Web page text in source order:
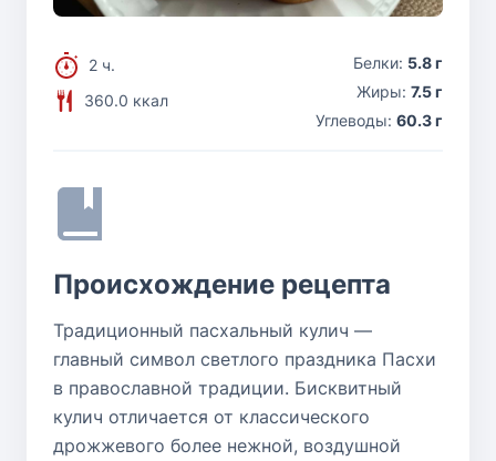
2 ч.
360.0 ккал
Белки: 5.8 г
Жиры: 7.5 г
Углеводы: 60.3 г
Происхождение рецепта
Традиционный пасхальный кулич —
главный символ светлого праздника Пасхи
в православной традиции. Бисквитный
кулич отличается от классического
дрожжевого более нежной, воздушной